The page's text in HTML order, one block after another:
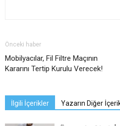
Önceki haber
Mobilyacılar, Fil Filtre Maçının
Kararını Tertip Kurulu Verecek!
İlgili İçerikler Yazarın Diğer